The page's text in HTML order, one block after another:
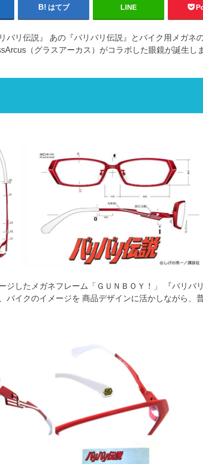
はてブ LINE
バリ伝説』 あの『バリバリ伝説』とバイク用メガネ
（グラスアーカス）がコラボした眼鏡が誕生し
したメガネフレーム「ＧＵＮＢＯＹ！」 『バリバ
バイクのイメージを 商品デザインに活かしながら、